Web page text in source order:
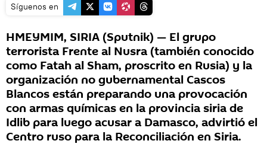
Síguenos en
HMEYMIM, SIRIA (Sputnik) — El grupo
terrorista Frente al Nusra (también conocido
como Fatah al Sham, proscrito en Rusia) y la
organización no gubernamental Cascos
Blancos están preparando una provocación
con armas químicas en la provincia siria de
Idlib para luego acusar a Damasco, advirtió el
Centro ruso para la Reconciliación en Siria.